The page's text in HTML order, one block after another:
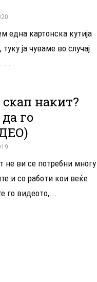
една картонска кутија
ја чуваме во случај
накит?
го
не ви се потребни многу
и со работи кои веќе
го видеото,...